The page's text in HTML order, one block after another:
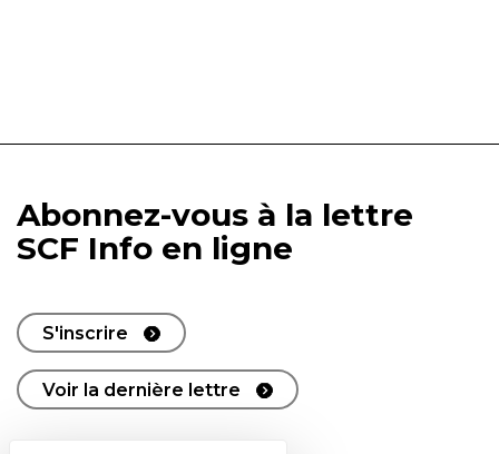
Abonnez-vous à la lettre
SCF Info en ligne
S'inscrire
Voir la dernière lettre